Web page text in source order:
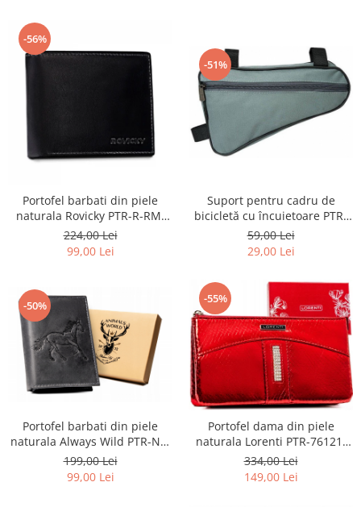
-56%
Portofel barbati din piele
naturala Rovicky PTR-R-RM-
11-GCL-1834 BL
224,00 Lei
99,00 Lei
-51%
Suport pentru cadru de
bicicletă cu încuietoare PTR-
AR-S-101
59,00 Lei
29,00 Lei
-50%
Portofel barbati din piele
naturala Always Wild PTR-N4-
CHM-HORSE BL
199,00 Lei
99,00 Lei
-55%
Portofel dama din piele
naturala Lorenti PTR-76121-
MSD-9306 RE
334,00 Lei
149,00 Lei